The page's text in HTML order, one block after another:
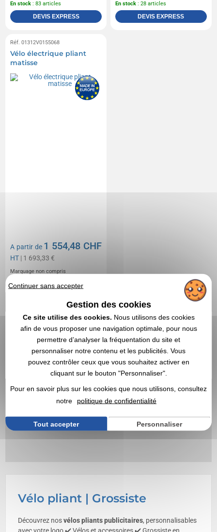
Vélo pliant | Grossiste
Découvrez nosvélos pliants publicitaires, personnalisables
avec votre logo ✔️ Vélos et accessoires ✔️ Grossiste en
En stock : 83 articles
DEVIS EXPRESS
En stock : 28 articles
DEVIS EXPRESS
Réf. 01312V0155068
Vélo électrique pliant
matisse
A partir de 1 554,48 CHF
HT | 1 693,33 €
Marquage non compris
Continuer sans accepter
Gestion des cookies
Ce site utilise des cookies. Nous utilisons des cookies
afin de vous proposer une navigation optimale, pour nous
permettre d’analyser la fréquentation du site et
personnaliser notre contenu et les publicités. Vous
pouvez contrôler ceux que vous souhaitez activer en
cliquant sur le bouton "Personnaliser".
Pour en savoir plus sur les cookies que nous utilisons, consultez
notre
politique de confidentialité
Tout accepter Personnaliser